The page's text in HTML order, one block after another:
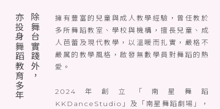
除舞台實踐外，
亦投身舞蹈教育多年
擁有豐富的兒童與成人教學經驗，曾任教於
多所舞蹈教室、學校與機構，擅長兒童、成
人芭蕾及現代教學，以溫暖而扎實，嚴格不
嚴厲的教學風格，啟發無數學員對舞蹈的熱
愛。
2024年創立「南星舞蹈
KKDanceStudio」及「南星舞蹈劇場」，